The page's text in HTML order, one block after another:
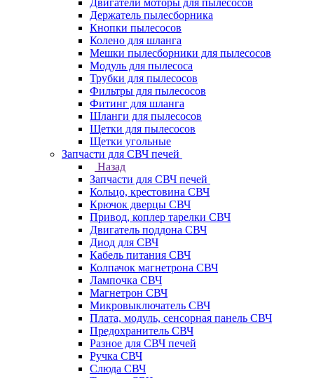
Двигатели моторы для пылесосов
Держатель пылесборника
Кнопки пылесосов
Колено для шланга
Мешки пылесборники для пылесосов
Модуль для пылесоса
Трубки для пылесосов
Фильтры для пылесосов
Фитинг для шланга
Шланги для пылесосов
Щетки для пылесосов
Щетки угольные
Запчасти для СВЧ печей
Назад
Запчасти для СВЧ печей
Кольцо, крестовина СВЧ
Крючок дверцы СВЧ
Привод, коплер тарелки СВЧ
Двигатель поддона СВЧ
Диод для СВЧ
Кабель питания СВЧ
Колпачок магнетрона СВЧ
Лампочка СВЧ
Магнетрон СВЧ
Микровыключатель СВЧ
Плата, модуль, сенсорная панель СВЧ
Предохранитель СВЧ
Разное для СВЧ печей
Ручка СВЧ
Слюда СВЧ